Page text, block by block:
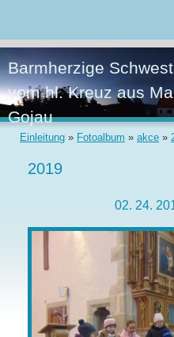
Barmherzige
vom hl. Kreuz aus
Gojau
Einleitung » Fotoalbum » akce »
2019
02. 24.